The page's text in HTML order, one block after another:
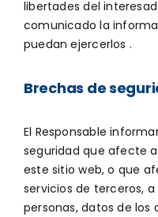
libertades del
comunicado la
puedan ejercerlos .
Brechas de
El Responsable
seguridad que afecte
este sitio web, o que
servicios de terceros,
personas, datos de los